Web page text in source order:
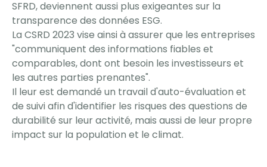
SFRD, deviennent aussi plus exigeantes sur la
transparence des données ESG.
La CSRD 2023 vise ainsi à assurer que les entreprises
"communiquent des informations fiables et
comparables, dont ont besoin les investisseurs et
les autres parties prenantes".
Il leur est demandé un travail d'auto-évaluation et
de suivi afin d'identifier les risques des questions de
durabilité sur leur activité, mais aussi de leur propre
impact sur la population et le climat.